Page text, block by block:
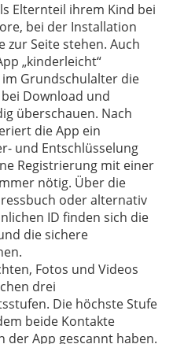
Elternteil ihrem Kind bei
bei der Installation
zur Seite stehen. Auch
„kinderleicht“
Grundschulalter die
Download und
überschauen. Nach
die App ein
und Entschlüsselung
Registrierung mit einer
nötig. Über die
oder alternativ
ID finden sich die
die sichere
Fotos und Videos
drei
Die höchste Stufe
beide Kontakte
der App gescannt haben.